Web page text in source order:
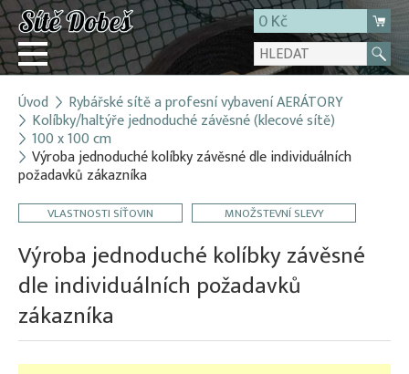
0 Kč
Přihlásit
Registrace
E-shop
O firmě
Úvod Rybářské sítě a profesní vybavení AERÁTORY
Kolíbky/haltýře jednoduché závěsné (klecové sítě)
100 x 100 cm
Výroba jednoduché kolíbky závěsné dle individuálních
požadavků zákazníka
VLASTNOSTI SÍŤOVIN MNOŽSTEVNÍ SLEVY
Výroba jednoduché kolíbky závěsné
dle individuálních požadavků
zákazníka